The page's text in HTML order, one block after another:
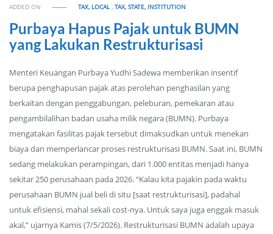
ADDED ON TAX, LOCAL,TAX, STATE, INSTITUTION
Purbaya Hapus Pajak untuk BUMN
yang Lakukan Restrukturisasi
Menteri Keuangan Purbaya Yudhi Sadewa memberikan insentif
berupa penghapusan pajak atas perolehan penghasilan yang
berkaitan dengan penggabungan, peleburan, pemekaran atau
pengambilalihan badan usaha milik negara (BUMN). Purbaya
mengatakan fasilitas pajak tersebut dimaksudkan untuk menekan
biaya dan memperlancar proses restrukturisasi BUMN. Saat ini, BUMN
sedang melakukan perampingan, dari 1.000 entitas menjadi hanya
sekitar 250 perusahaan pada 2026. “Kalau kita pajakin pada waktu
perusahaan BUMN jual beli di situ [saat restrukturisasi], padahal
untuk efisiensi, mahal sekali cost-nya. Untuk saya juga enggak masuk
akal,” ujarnya Kamis (7/5/2026). Restrukturisasi BUMN adalah upaya